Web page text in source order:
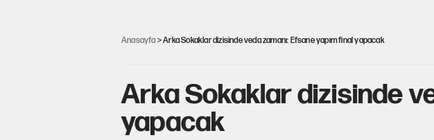
Anasayfa > Arka Sokaklar dizisinde veda zamanı: Efsane yapım final yapacak
Arka Sokaklar dizisinde
yapacak